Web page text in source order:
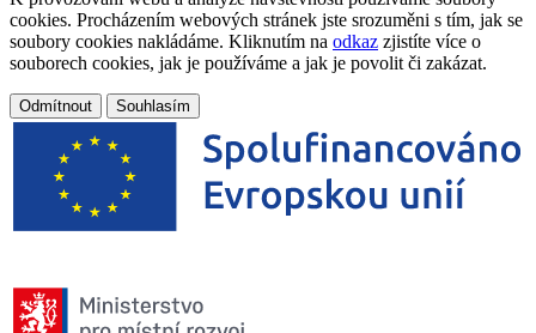
cookies. Procházením webových stránek jste srozuměni s tím, jak se
soubory cookies nakládáme. Kliknutím na odkaz zjistíte více o
souborech cookies, jak je používáme a jak je povolit či zakázat.
Odmítnout Souhlasím